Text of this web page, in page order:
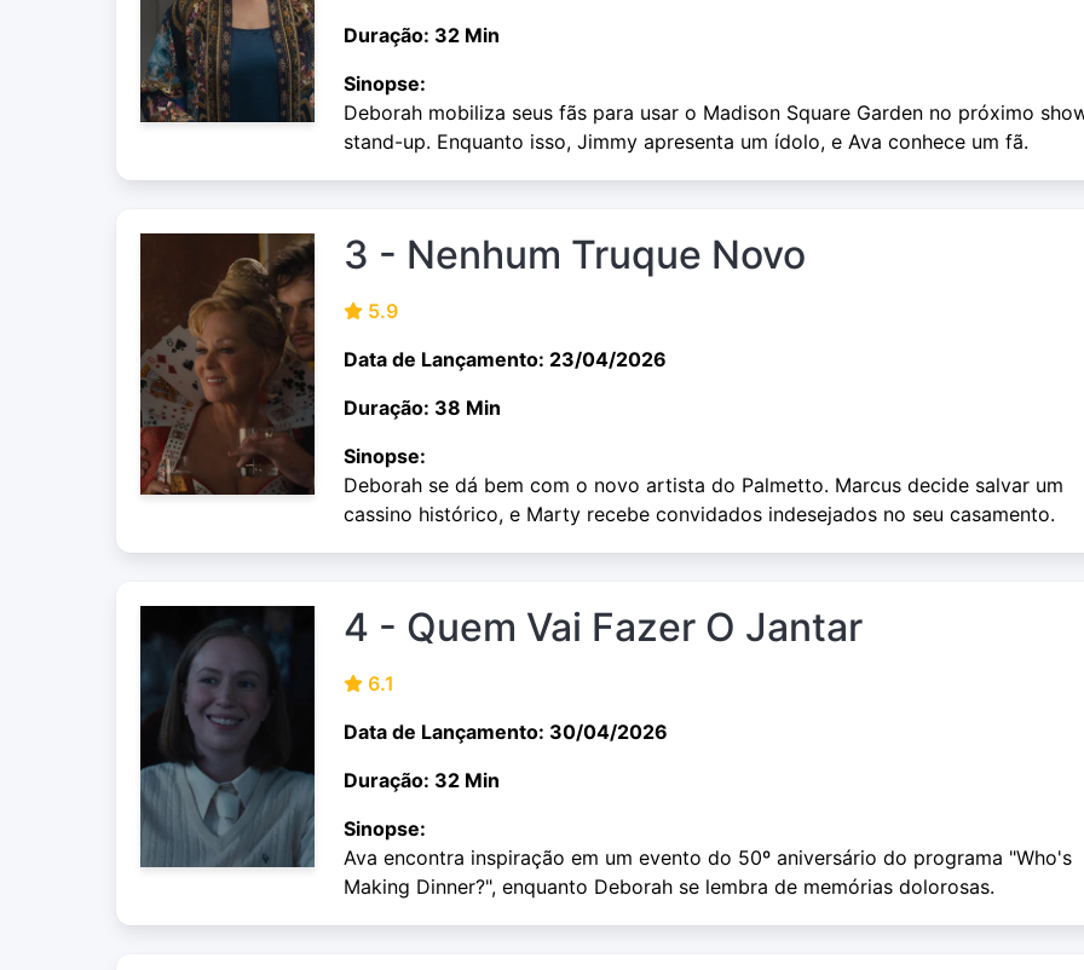
Duração: 32 Min
Sinopse:
Deborah mobiliza seus fãs para usar o Madison Square Garden no próximo
stand-up. Enquanto isso, Jimmy apresenta um ídolo, e Ava conhece um fã.
3 - Nenhum Truque Novo
5.9
Data de Lançamento: 23/04/2026
Duração: 38 Min
Sinopse:
Deborah se dá bem com o novo artista do Palmetto. Marcus decide salvar um
cassino histórico, e Marty recebe convidados indesejados no seu casamento.
4 - Quem Vai Fazer O Jantar
6.1
Data de Lançamento: 30/04/2026
Duração: 32 Min
Sinopse:
Ava encontra inspiração em um evento do 50º aniversário do programa "Who's
Making Dinner?", enquanto Deborah se lembra de memórias dolorosas.